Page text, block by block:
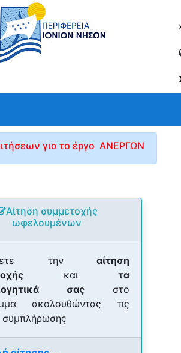
για το έργο ΑΝΕΡΓΩΝ
Αίτηση συμμετοχής
ωφελουμένων
την αίτηση
και τα
σας στο
ακολουθώντας τις
συμπλήρωσης